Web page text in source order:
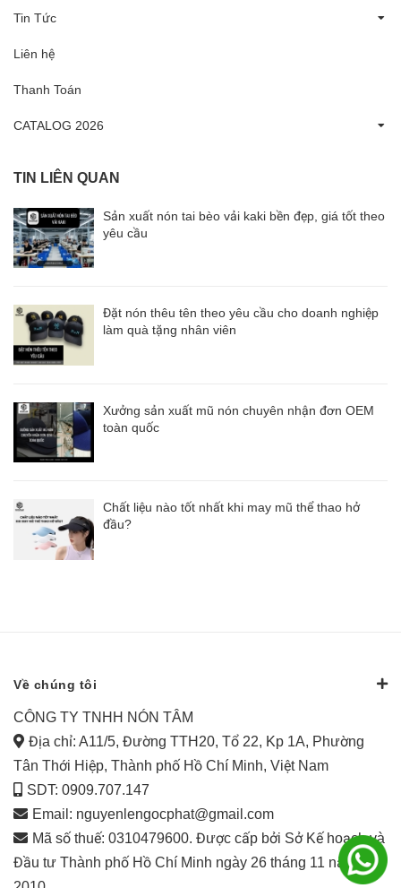
Tin Tức
Liên hệ
Thanh Toán
CATALOG 2026
TIN LIÊN QUAN
Sản xuất nón tai bèo vải kaki bền đẹp, giá tốt theo
yêu cầu
Đặt nón thêu tên theo yêu cầu cho doanh nghiệp
làm quà tặng nhân viên
Xưởng sản xuất mũ nón chuyên nhận đơn OEM
toàn quốc
Chất liệu nào tốt nhất khi may mũ thể thao hở
đầu?
Về chúng tôi
CÔNG TY TNHH NÓN TÂM
Địa chỉ: A11/5, Đường TTH20, Tổ 22, Kp 1A, Phường
Tân Thới Hiệp, Thành phố Hồ Chí Minh, Việt Nam
SDT: 0909.707.147
Email: nguyenlengocphat@gmail.com
Mã số thuế: 0310479600. Được cấp bởi Sở Kế hoạch và
Đầu tư Thành phố Hồ Chí Minh ngày 26 tháng 11 năm